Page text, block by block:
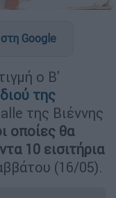
Google
ο Β'
της
της Βιέννης
οποίες θα
10 εισιτήρια
(16/05).